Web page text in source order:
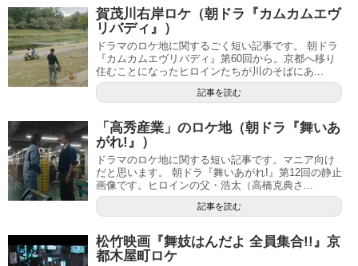
賀茂川右岸ロケ（朝ドラ『カムカムエヴ
リバディ』）
ドラマのロケ地に関するごく短い記事です。 朝ドラ
『カムカムエヴリバディ』第60回から。京都へ移り
住むことになったヒロインたちが川のそばにあ...
記事を読む
「高秀産業」のロケ地（朝ドラ『舞いあ
がれ!』）
ドラマのロケ地に関する短い記事です。マニア向け
だと思います。 朝ドラ『舞いあがれ!』第12回の静止
画像です。ヒロインの父・浩太（高橋克典さ...
記事を読む
松竹映画『舞妓はんだよ 全員集合!!』京
都木屋町ロケ